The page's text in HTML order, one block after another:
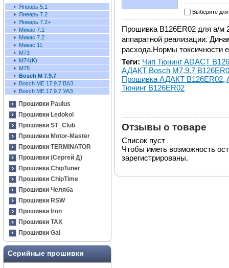
Январь 5.1
Январь 7.2
Январь 7.2+
Микас 7.1
Микас 7.2
Микас 11
М73
М74(K)
М75
Bosch M 7.9.7
Bosch ME 17.9.7 ВАЗ
Bosch ME 17.9.7 УАЗ
Прошивки Paulus
Прошивки Ledokol
Прошивки ST_Club
Прошивки Motor-Master
Прошивки TERMINATOR
Прошивки (Сергей Д)
Прошивки ChipTuner
Прошивки ChipTime
Прошивки Челяба
Прошивки RSW
Прошивки Iron
Прошивки TAX
Прошивки Gai
Серийные прошивки
Выберите
Прошивка B126ER02 для а/м
аппаратной реализации.
расхода.Нормы токсичности
Теги: Чип Тюнинг ADACT
АДАКТ Bosch M7.9.7
Прошивка АДАКТ B126ER02,
Тюнинг B126ER02
Отзывы о товаре
Список пуст
Чтобы иметь возможность
зарегистрированы.